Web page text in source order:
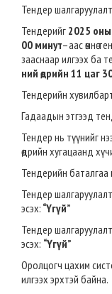
Тендер
Тендерийг 2025 оны
00 минут–аас өмнө
зааснаар илгээх ба
ний өдрийн 11 цаг
Тендерийн хувилбарт
Гадаадын этгээд
Тендер нь түүнийг
өдрийн хугацаанд
Тендерийн баталгаа
Тендер
эсэх: “Үгүй”
Тендер
эсэх: “Үгүй”
Оролцогч цахим
илгээх эрхтэй байна.